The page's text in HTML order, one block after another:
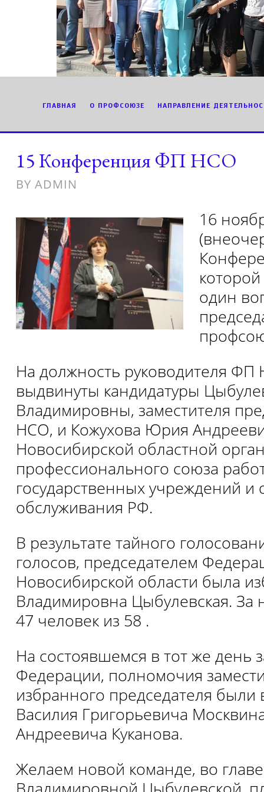
ГЛАВНАЯ О ПРОФСОЮЗЕ НАПРАВЛЕНИЕ
15 Конференция ФП НСО
BY ADMIN
16
один
На должность руководителя
выдвинуты кандидатуры
Владимировны, заместителя
НСО, и Кожухова Юрия
Новосибирской областной
профессионального союза
государственных учреждений
обслуживания РФ.
В результате тайного
голосов, председателем
Новосибирской области была
Владимировна Цыбулевская. За
47 человек из 58 .
На состоявшемся в тот же день
Федерации, полномочия
избранного председателя
Василия Григорьевича
Андреевича Куканова.
Желаем новой команде, во